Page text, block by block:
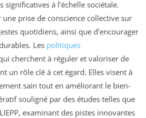
à l’échelle sociétale.
une prise de conscience collective sur
quotidiens, ainsi que d’encourager
Les politiques
cherchent à réguler et valoriser de
un rôle clé à cet égard. Elles visent à
sain tout en améliorant le bien-
souligné par des études telles que
examinant des pistes innovantes